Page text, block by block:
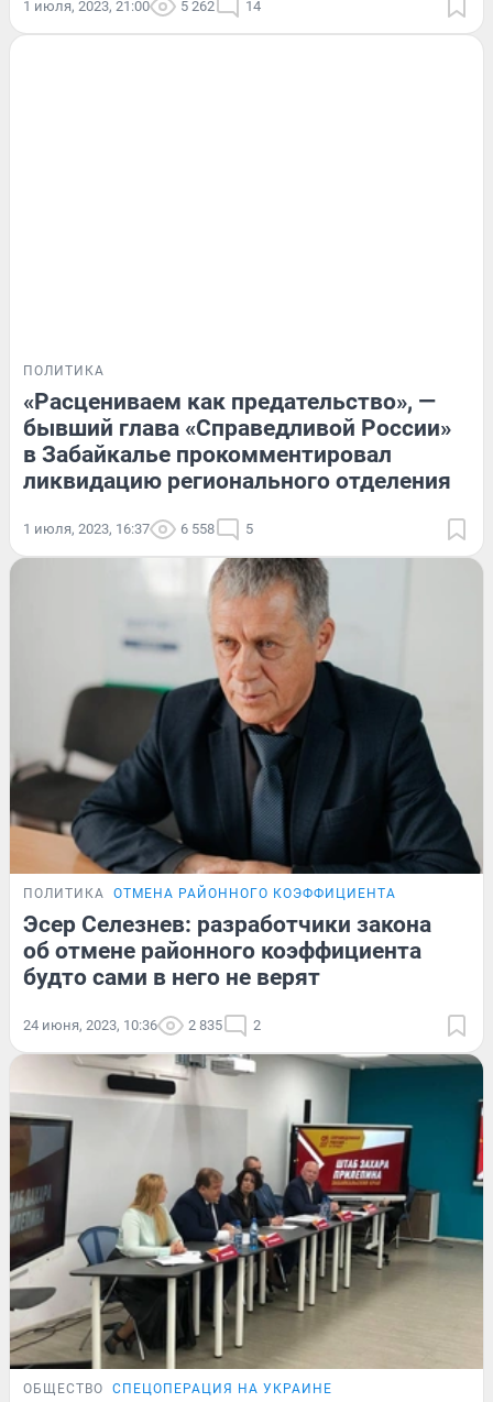
1 июля, 2023, 21:00 5 262 14
ПОЛИТИКА
«Расцениваем как предательство», —
бывший глава «Справедливой России»
в Забайкалье прокомментировал
ликвидацию регионального отделения
1 июля, 2023, 16:37 6 558 5
ПОЛИТИКА ОТМЕНА РАЙОННОГО КОЭФФИЦИЕНТА
Эсер Селезнев: разработчики закона
об отмене районного коэффициента
будто сами в него не верят
24 июня, 2023, 10:36 2 835 2
ОБЩЕСТВО СПЕЦОПЕРАЦИЯ НА УКРАИНЕ